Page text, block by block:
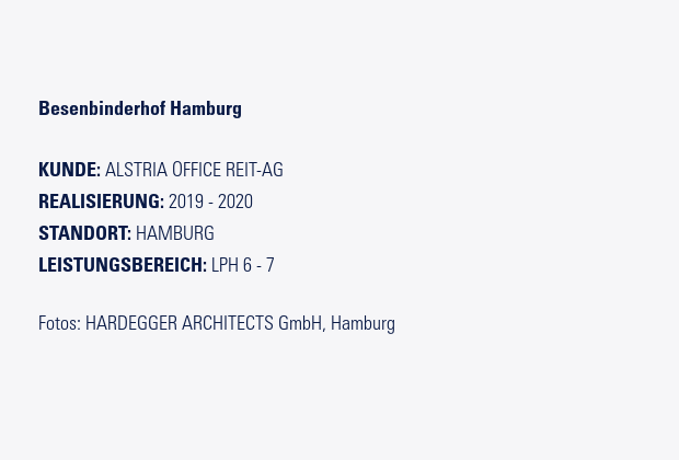
Besenbinderhof Hamburg
KUNDE: ALSTRIA OFFICE REIT-AG
REALISIERUNG: 2019 - 2020
STANDORT: HAMBURG
LEISTUNGSBEREICH: LPH 6 - 7
Fotos: HARDEGGER ARCHITECTS GmbH, Hamburg